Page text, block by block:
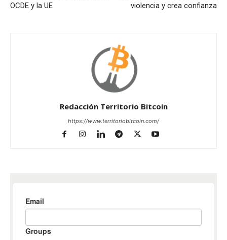
OCDE y la UE
violencia y crea confianza
Redacción Territorio Bitcoin
https://www.territoriobitcoin.com/